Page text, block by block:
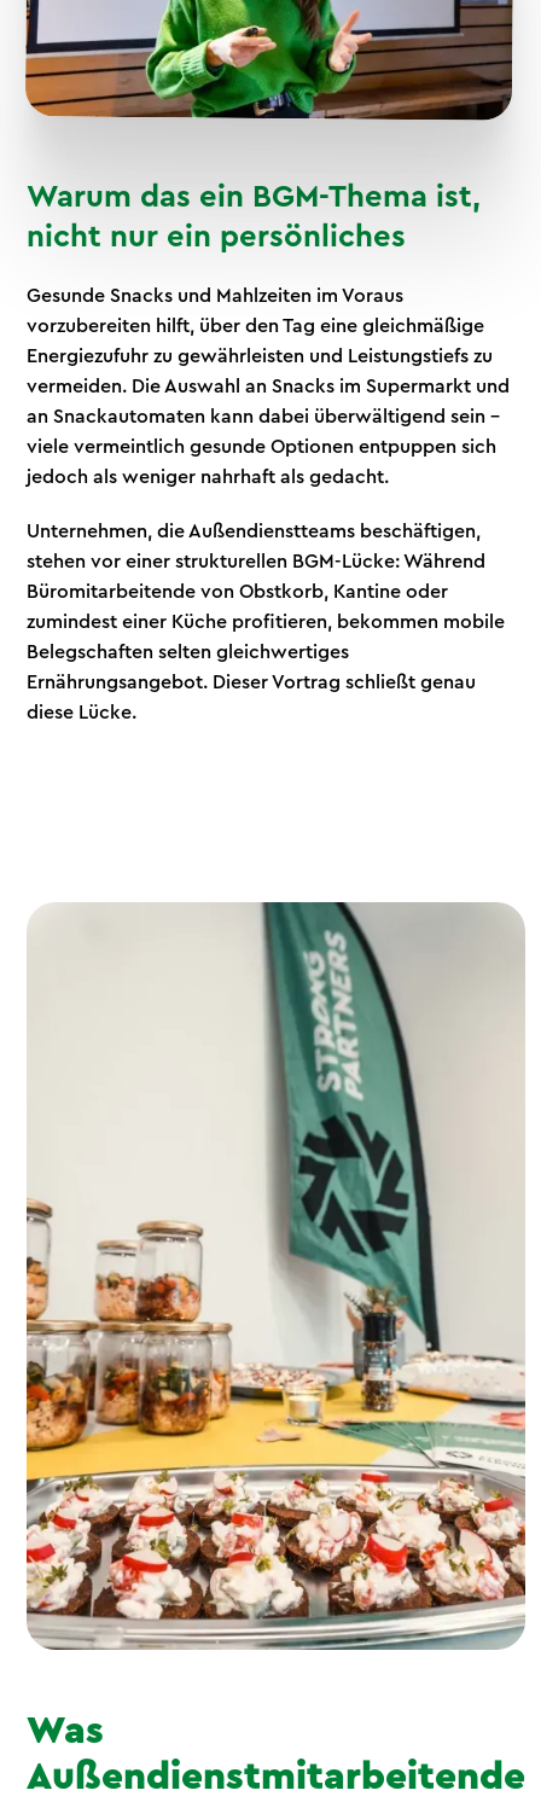
Warum das ein BGM-Thema ist,
nicht nur ein persönliches
Gesunde Snacks und Mahlzeiten im Voraus
vorzubereiten hilft, über den Tag eine gleichmäßige
Energiezufuhr zu gewährleisten und Leistungstiefs zu
vermeiden. Die Auswahl an Snacks im Supermarkt und
an Snackautomaten kann dabei überwältigend sein –
viele vermeintlich gesunde Optionen entpuppen sich
jedoch als weniger nahrhaft als gedacht.
Unternehmen, die Außendienstteams beschäftigen,
stehen vor einer strukturellen BGM-Lücke: Während
Büromitarbeitende von Obstkorb, Kantine oder
zumindest einer Küche profitieren, bekommen mobile
Belegschaften selten gleichwertiges
Ernährungsangebot. Dieser Vortrag schließt genau
diese Lücke.
Was
Außendienstmitarbeitende